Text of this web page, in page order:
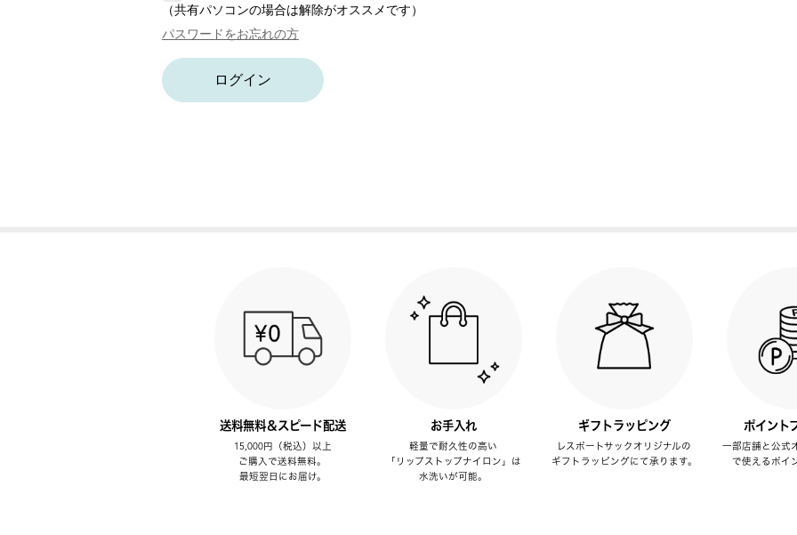
（共有パソコンの場合は解除がオススメです）
パスワードをお忘れの方
ログイン
送料無料＆スピード配送
15,000円（税込）以上
ご購入で送料無料。
最短翌日にお届け。
お手入れ
軽量で耐久性の高い
「リップストップナイロン」は
水洗いが可能。
ギフトラッピング
レスポートサックオリジナルの
ギフトラッピングにて承ります。
ポイント
一部店舗と公式
で使えるポイ